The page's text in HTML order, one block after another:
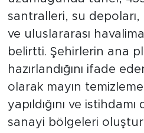
uzunluğunda tünel,
santralleri, su
ve uluslararası
belirtti. Şehirlerin ana
hazırlandığını ifade
olarak mayın
yapıldığını ve